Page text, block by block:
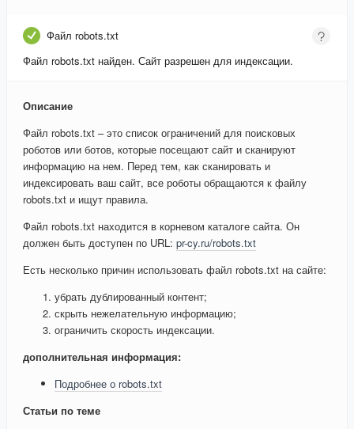
Файл robots.txt
Файл robots.txt найден. Сайт разрешен для индексации.
Описание
Файл robots.txt – это список ограничений для поисковых
роботов или ботов, которые посещают сайт и сканируют
информацию на нем. Перед тем, как сканировать и
индексировать ваш сайт, все роботы обращаются к файлу
robots.txt и ищут правила.
Файл robots.txt находится в корневом каталоге сайта. Он
должен быть доступен по URL: pr-cy.ru/robots.txt
Есть несколько причин использовать файл robots.txt на сайте:
убрать дублированный контент;
скрыть нежелательную информацию;
ограничить скорость индексации.
дополнительная информация:
Подробнее о robots.txt
Статьи по теме